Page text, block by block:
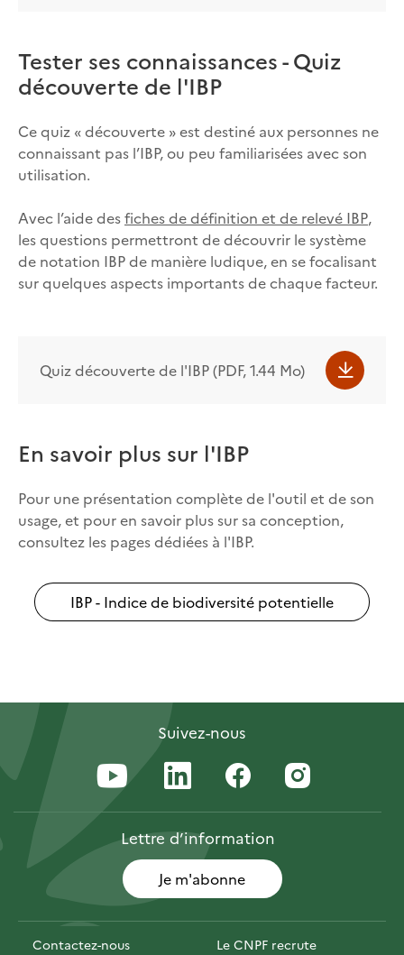
Tester ses connaissances - Quiz
découverte de l'IBP
Ce quiz « découverte » est destiné aux personnes ne
connaissant pas l’IBP, ou peu familiarisées avec son
utilisation.
Avec l’aide desfiches de définition et de relevé IBP,
les questions permettront de découvrir le système
de notation IBP de manière ludique, en se focalisant
sur quelques aspects importants de chaque facteur.
Quiz découverte de l'IBP (PDF, 1.44 Mo)
En savoir plus sur l'IBP
Pour une présentation complète de l'outil et de son
usage, et pour en savoir plus sur sa conception,
consultez les pages dédiées à l'IBP.
IBP - Indice de biodiversité potentielle
Suivez-nous
Lettred’information
Je m'abonne
Contactez-nous Le CNPF recrute